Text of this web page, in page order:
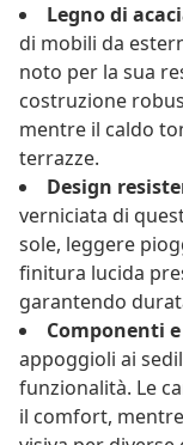
Legno di
di mobili da
noto per la sua
costruzione
mentre il caldo
terrazze.
Design
verniciata di
sole, leggere
finitura lucida
garantendo
Componenti
appoggioli ai
funzionalità. Le
il comfort,